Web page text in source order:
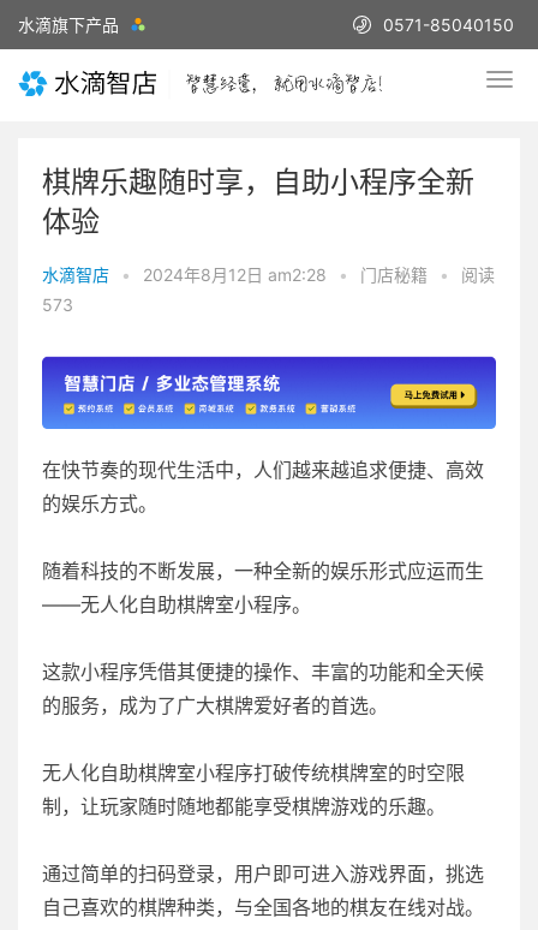
水滴旗下产品 0571-85040150
棋牌乐趣随时享，自助小程序全新
体验
水滴智店 • 2024年8月12日 am2:28 • 门店秘籍 •
阅读
573
在快节奏的现代生活中，人们越来越追求便捷、高效
的娱乐方式。
随着科技的不断发展，一种全新的娱乐形式应运而生
——无人化自助棋牌室小程序。
这款小程序凭借其便捷的操作、丰富的功能和全天候
的服务，成为了广大棋牌爱好者的首选。
无人化自助棋牌室小程序打破传统棋牌室的时空限
制，让玩家随时随地都能享受棋牌游戏的乐趣。
通过简单的扫码登录，用户即可进入游戏界面，挑选
自己喜欢的棋牌种类，与全国各地的棋友在线对战。